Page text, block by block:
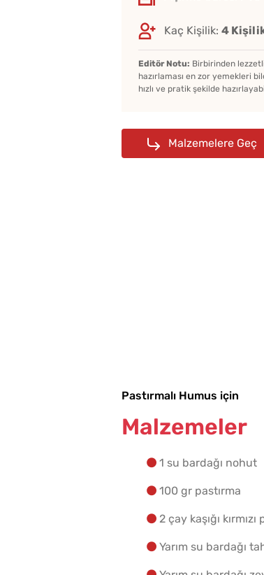
Kaç Kişilik: 4
Editör Notu: Birbirinden
hazırlaması en zor yemekleri
hızlı ve pratik şekilde
Malzemelere Geç
Pastırmalı Humus için
Malzemeler
1 su bardağı nohut
100 gr pastırma
2 çay kaşığı
Yarım su bardağı